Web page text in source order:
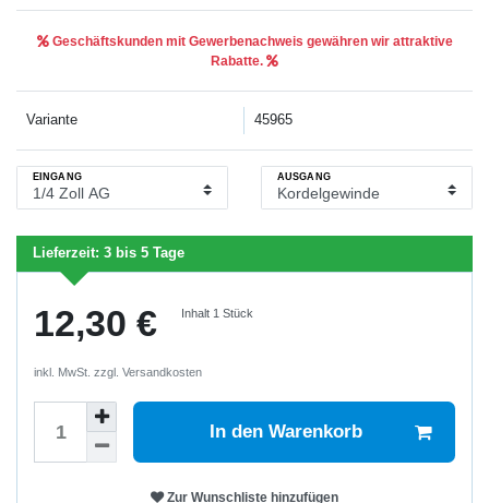
Geschäftskunden mit Gewerbenachweis gewähren wir attraktive
Rabatte.
Variante 45965
EINGANG AUSGANG
Lieferzeit: 3 bis 5 Tage
12,30 € Inhalt 1Stück
inkl. MwSt. zzgl. Versandkosten
In den Warenkorb
Zur Wunschliste hinzufügen